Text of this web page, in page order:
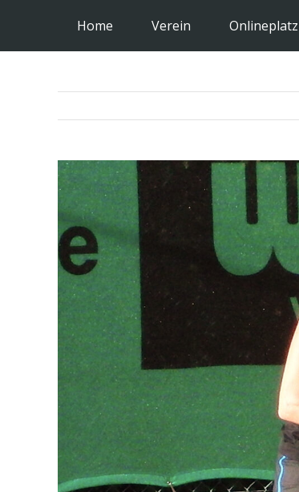
springen
Home Verein
Zeige
grösseres
Bild